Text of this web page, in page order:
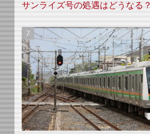
サンライズ号の処遇はどうなる？